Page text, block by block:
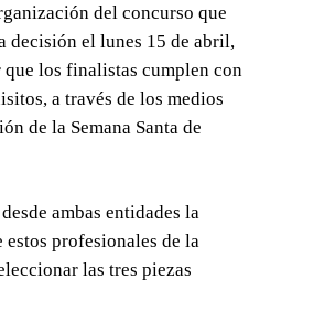
del concurso que
decisión el lunes 15 de abril,
los finalistas cumplen con
a través de los medios
de la Semana Santa de
ambas entidades la
estos profesionales de la
las tres piezas